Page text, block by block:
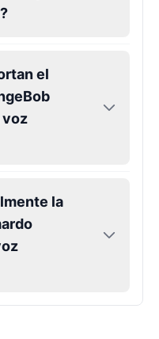
el
voz
la